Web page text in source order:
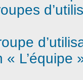
« L’équipe